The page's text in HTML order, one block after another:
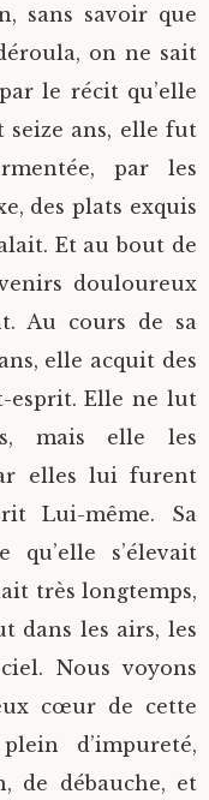
sans savoir que
on ne sait
le récit qu’elle
seize ans, elle fut
par les
des plats exquis
Et au bout de
douloureux
Au cours de sa
elle acquit des
esprit. Elle ne lut
mais elle les
elles lui furent
Lui-même. Sa
s’élevait
très longtemps,
dans les airs, les
Nous voyons
cœur de cette
d’impureté,
de débauche, et